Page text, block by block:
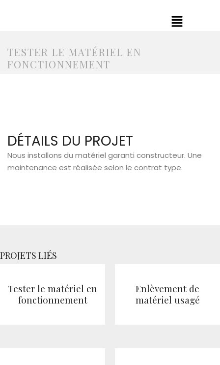
TESTER LE MATÉRIEL EN
FONCTIONNEMENT
Nous installons du matériel garanti constructeur. Une
maintenance est réalisée selon le contrat type.
Tester le matériel en
fonctionnement
Enlèvement de
matériel usagé